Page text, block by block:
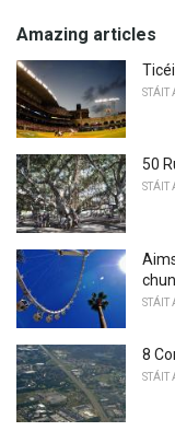
Amazing articles
STÁIT
50
STÁIT
STÁIT
8
STÁIT